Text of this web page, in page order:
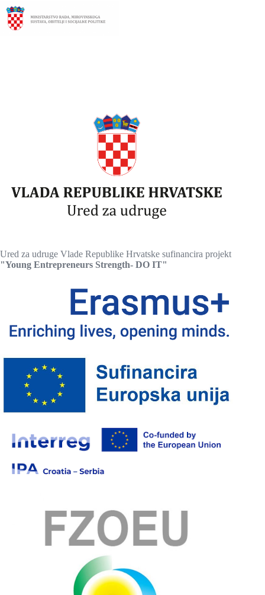
Ured za udruge Vlade Republike Hrvatske sufinancira projekt
"Young Entrepreneurs Strength- DO IT"